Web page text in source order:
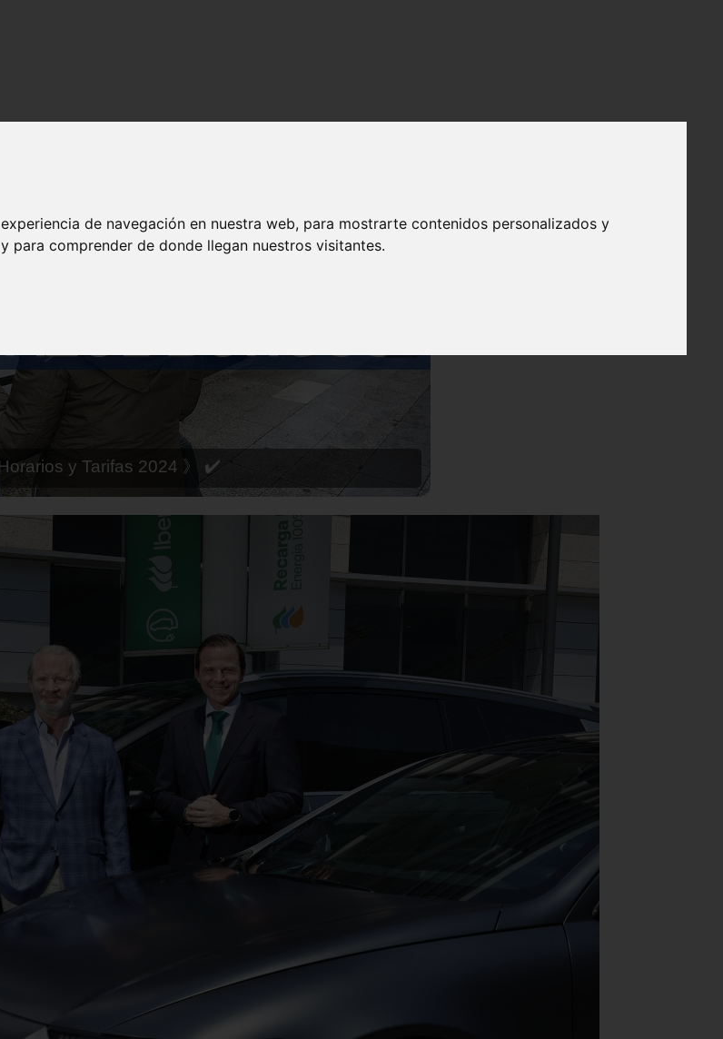
de navegación en nuestra web, para mostrarte contenidos personalizados y
para comprender de donde llegan nuestros visitantes.
y Tarifas 2024 》 ✔️